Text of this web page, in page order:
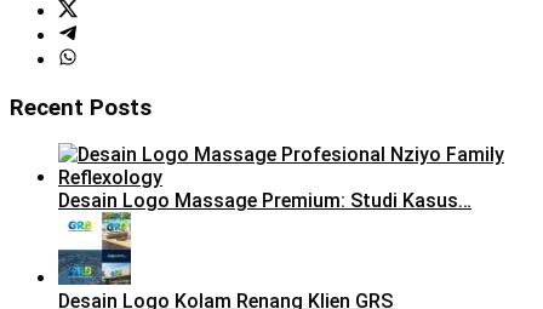
Recent Posts
Desain Logo Massage Premium: Studi Kasus…
Desain Logo Kolam Renang Klien GRS